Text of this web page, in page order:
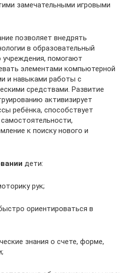
замечательными игровыми
позволяет внедрять
в образовательный
помогают
элементами компьютерной
и навыками работы с
средствами. Развитие
активизирует
ребёнка, способствует
к поиску нового и
дети:
рук;
ориентироваться в
знания о счете, форме,